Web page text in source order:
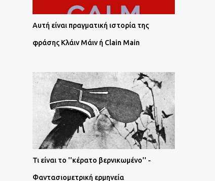
Αυτή είναι πραγματική ιστορία της
φράσης Κλάιν Μάιν ή Clain Main
Τι είναι το ''κέρατο βερνικωμένο'' -
Φαντασιομετρική ερμηνεία